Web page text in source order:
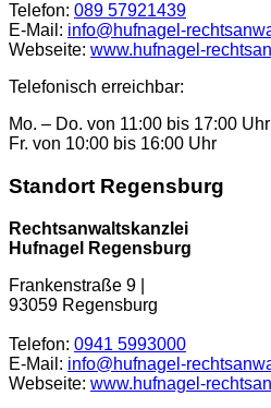
Telefon: 089 57921439
E-Mail: info@hufnagel-
Webseite: www.hufnagel-
Telefonisch erreichbar:
Mo. – Do. von 11:00 bis 17:00 Uhr
Fr. von 10:00 bis 16:00 Uhr
Standort Regensburg
Rechtsanwaltskanzlei
Hufnagel Regensburg
Frankenstraße 9 |
93059 Regensburg
Telefon: 0941 5993000
E-Mail: info@hufnagel-
Webseite: www.hufnagel-